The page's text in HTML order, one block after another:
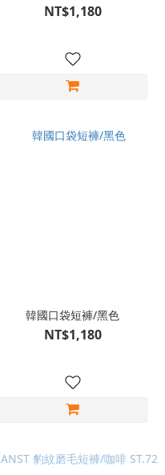
NT$1,180
韓國口袋短褲/黑色
NT$1,180